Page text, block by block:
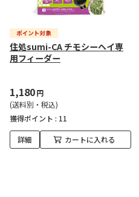
住処sumi-CA チモシーヘイ専
用フィーダー
1,180円
(送料別・税込)
獲得ポイント : 11
詳細 カートに入れる